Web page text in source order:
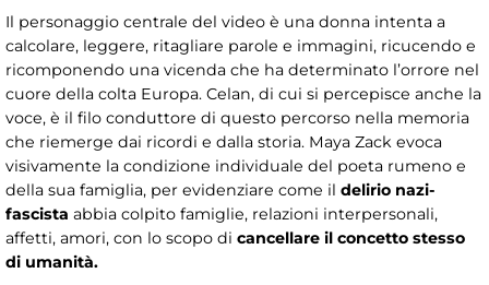
Il personaggio centrale del video è una donna intenta a
calcolare, leggere, ritagliare parole e immagini, ricucendo e
ricomponendo una vicenda che ha determinato l’orrore nel
cuore della colta Europa. Celan, di cui si percepisce anche la
voce, è il filo conduttore di questo percorso nella memoria
che riemerge dai ricordi e dalla storia. Maya Zack evoca
visivamente la condizione individuale del poeta rumeno e
della sua famiglia, per evidenziare come il delirio nazi-
fascista abbia colpito famiglie, relazioni interpersonali,
affetti, amori, con lo scopo di cancellare il concetto stesso
di umanità.